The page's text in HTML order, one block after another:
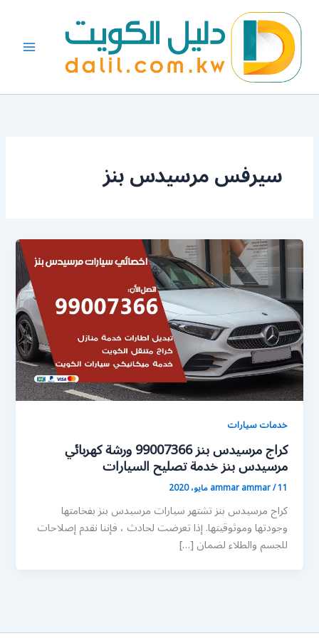
المحتوى
سيرفس مرسيدس بنز
خدمات سيارات
كراج مرسيدس بنز 99007366 ورشة كهربائي
مرسيدس بنز خدمة تصليح السيارات
ammar ammar/11 مايو، 2020
كراج مرسيدس بنز تشتهر سيارات مرسيدس بنز بفخامتها
وجودتها وموثوقيتها. إذا تعرضت لحادث ، فإننا نقدم إصلاحات
للجسم والطلاء لضمان […]